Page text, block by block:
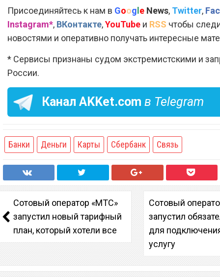
Присоединяйтесь к нам в Google News, Twitter,
Instagram*, ВКонтакте,YouTube и RSS чтобы
новостями и оперативно получать интересные
* Сервисы признаны судом экстремистскими и
России.
Канал AKKet.com в Telegram
Банки Деньги Карты Сбербанк Связь
Сотовый оператор «МТС»
запустил новый тарифный
план, который хотели все
Сотовый
запустил
для
услугу